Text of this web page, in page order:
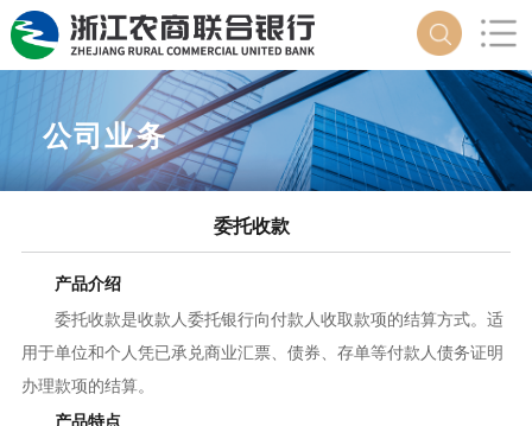
公司业务
委托收款
产品介绍
委托收款是收款人委托银行向付款人收取款项的结算方式。适
用于单位和个人凭已承兑商业汇票、债券、存单等付款人债务证明
办理款项的结算。
产品特点